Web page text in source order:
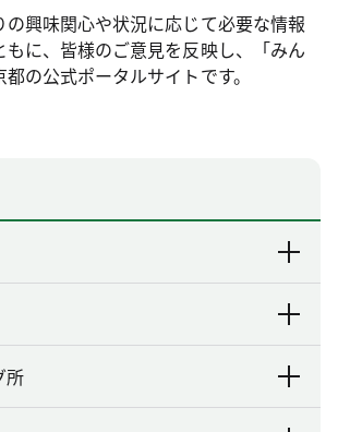
興味関心や状況に応じて必要な情報
もに、皆様のご意見を反映し、「みん
の公式ポータルサイトです。
所